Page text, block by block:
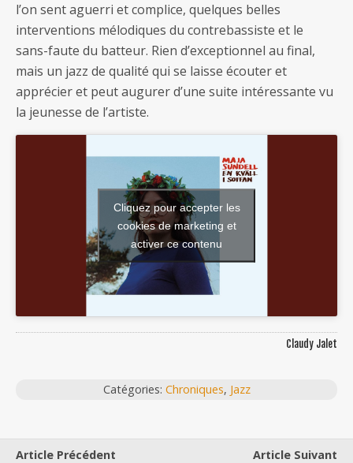
l’on sent aguerri et complice, quelques belles
interventions mélodiques du contrebassiste et le
sans-faute du batteur. Rien d’exceptionnel au final,
mais un jazz de qualité qui se laisse écouter et
apprécier et peut augurer d’une suite intéressante vu
la jeunesse de l’artiste.
Cliquez pour accepter les
cookies de marketing et
activer ce contenu
Claudy Jalet
Catégories: Chroniques, Jazz
Article Précédent
Article Suivant